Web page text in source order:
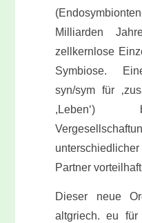
Milliarden
zellkernlose
Symbiose.
syn/sym für
,Leben‘)
Partner
Dieser neue
altgriech. eu für